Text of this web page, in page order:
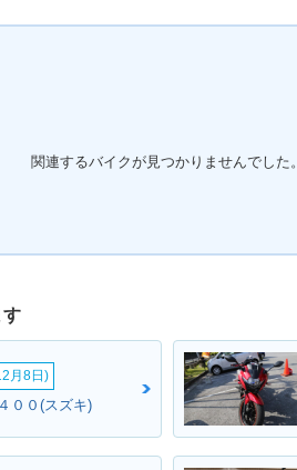
関連するバイクが見つかりませんでした。
す
月8日)
００(スズキ)